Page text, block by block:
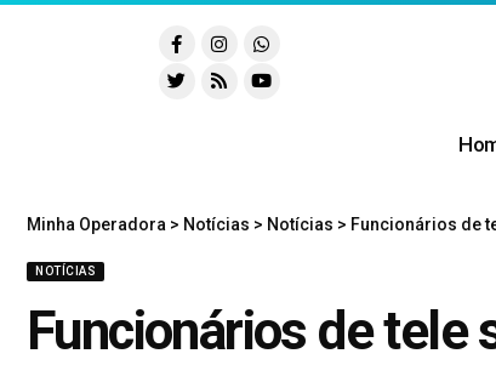
Minha Operadora > Notícias > Notícias > Funcionários de
NOTÍCIAS
Funcionários de tele